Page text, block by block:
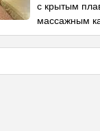
с крытым
массажным